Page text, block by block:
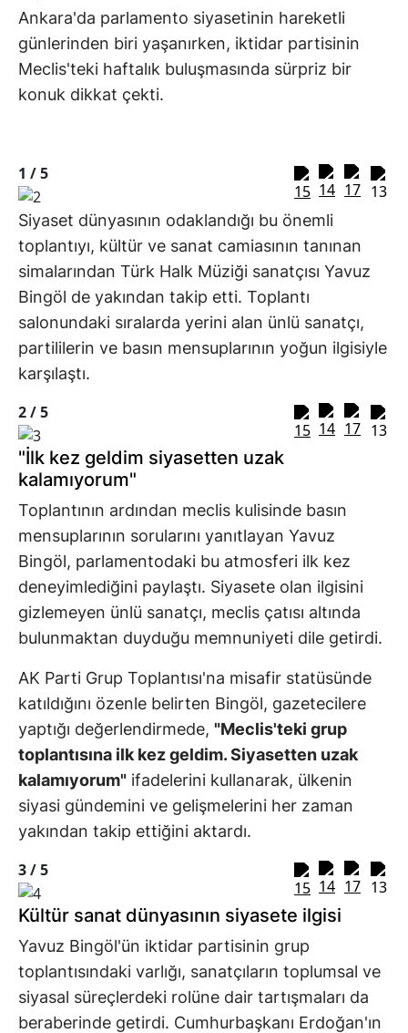
Ankara'da parlamento siyasetinin hareketli
günlerinden biri yaşanırken, iktidar partisinin
Meclis'teki haftalık buluşmasında sürpriz bir
konuk dikkat çekti.
1 /5
Siyaset dünyasının odaklandığı bu önemli
toplantıyı, kültür ve sanat camiasının tanınan
simalarından Türk Halk Müziği sanatçısı Yavuz
Bingöl de yakından takip etti. Toplantı
salonundaki sıralarda yerini alan ünlü sanatçı,
partililerin ve basın mensuplarının yoğun ilgisiyle
karşılaştı.
2 /5
"İlk kez geldim siyasetten uzak
kalamıyorum"
Toplantının ardından meclis kulisinde basın
mensuplarının sorularını yanıtlayan Yavuz
Bingöl, parlamentodaki bu atmosferi ilk kez
deneyimlediğini paylaştı. Siyasete olan ilgisini
gizlemeyen ünlü sanatçı, meclis çatısı altında
bulunmaktan duyduğu memnuniyeti dile getirdi.
AK Parti Grup Toplantısı'na misafir statüsünde
katıldığını özenle belirten Bingöl, gazetecilere
yaptığı değerlendirmede, "Meclis'teki grup
toplantısına ilk kez geldim. Siyasetten uzak
kalamıyorum" ifadelerini kullanarak, ülkenin
siyasi gündemini ve gelişmelerini her zaman
yakından takip ettiğini aktardı.
3 /5
Kültür sanat dünyasının siyasete ilgisi
Yavuz Bingöl'ün iktidar partisinin grup
toplantısındaki varlığı, sanatçıların toplumsal ve
siyasal süreçlerdeki rolüne dair tartışmaları da
beraberinde getirdi. Cumhurbaşkanı Erdoğan'ın